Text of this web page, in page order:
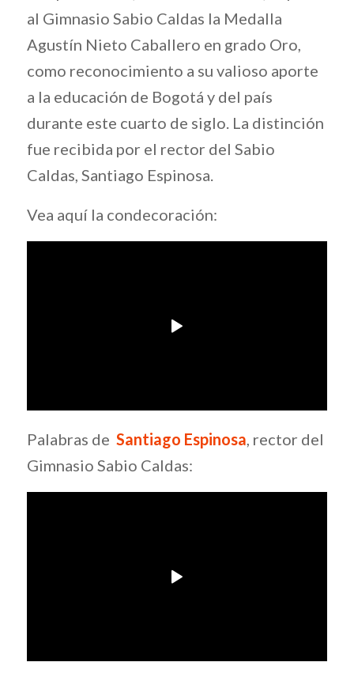
al Gimnasio Sabio Caldas la Medalla
Agustín Nieto Caballero en grado Oro,
como reconocimiento a su valioso aporte
a la educación de Bogotá y del país
durante este cuarto de siglo. La distinción
fue recibida por el rector del Sabio
Caldas, Santiago Espinosa.
Vea aquí la condecoración:
Palabras de Santiago Espinosa, rector del
Gimnasio Sabio Caldas: